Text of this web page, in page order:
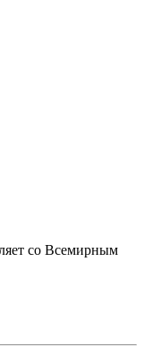
со Всемирным